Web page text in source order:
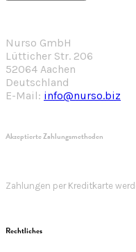
Nurso GmbH
Lütticher Str. 206
52064 Aachen
Deutschland
E-Mail: info@nurso.biz
Akzeptierte Zahlungsmethoden
Zahlungen per Kreditkarte
Rechtliches